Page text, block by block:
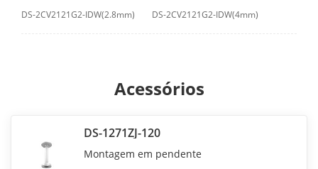
DS-2CV2121G2-IDW(2.8mm)
DS-2CV2121G2-IDW(4mm)
Acessórios
DS-1271ZJ-120
Montagem em pendente